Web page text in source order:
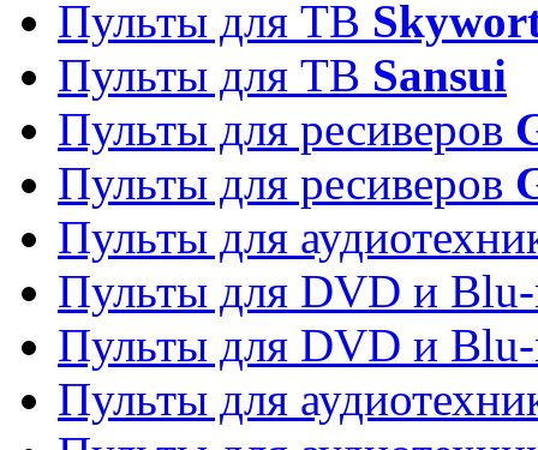
Пульты для ТВ
Пульты для ТВ Sansui
Пульты для ресиверов
Пульты для ресиверов
Пульты для
Пульты для DVD и
Пульты для DVD и
Пульты для